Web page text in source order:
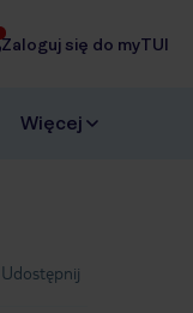
Zaloguj się do myTUI
Więcej
Udostępnij